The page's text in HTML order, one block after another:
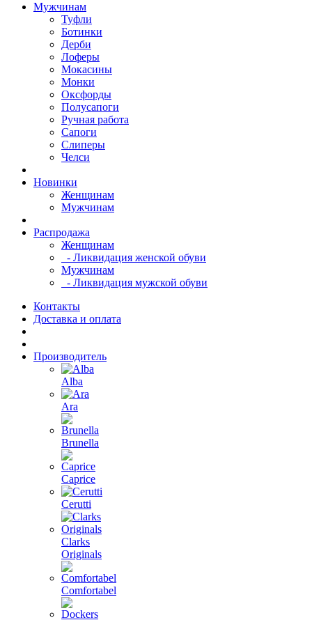
Мужчинам
Туфли
Ботинки
Дерби
Лоферы
Мокасины
Монки
Оксфорды
Полусапоги
Ручная работа
Сапоги
Слиперы
Челси
Новинки
Женщинам
Мужчинам
Распродажа
Женщинам
- Ликвидация женской обуви
Мужчинам
- Ликвидация мужской обуви
Контакты
Доставка и оплата
Производитель
Alba
Ara
Brunella
Caprice
Cerutti
Clarks
Originals
Comfortabel